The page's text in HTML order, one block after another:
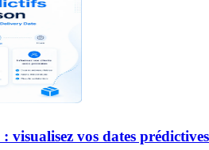
visualisez vos dates prédictives